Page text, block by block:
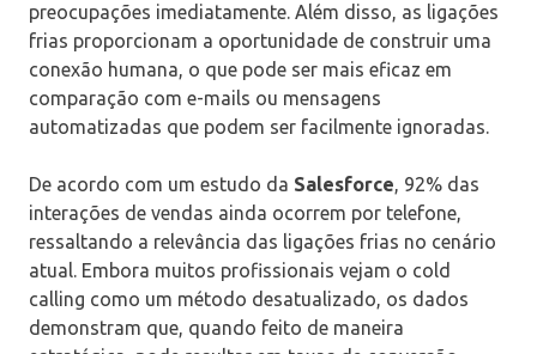
preocupações imediatamente. Além disso, as ligações
frias proporcionam a oportunidade de construir uma
conexão humana, o que pode ser mais eficaz em
comparação com e-mails ou mensagens
automatizadas que podem ser facilmente ignoradas.
De acordo com um estudo da Salesforce, 92% das
interações de vendas ainda ocorrem por telefone,
ressaltando a relevância das ligações frias no cenário
atual. Embora muitos profissionais vejam o cold
calling como um método desatualizado, os dados
demonstram que, quando feito de maneira